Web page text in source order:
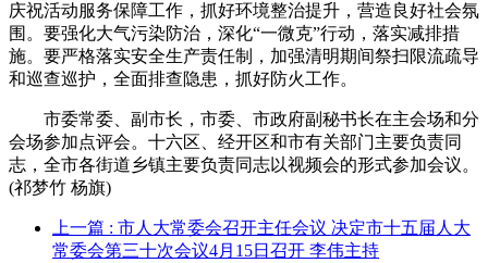
庆祝活动服务保障工作，抓好环境整治提升，营造良好社会氛
围。要强化大气污染防治，深化“一微克”行动，落实减排措
施。要严格落实安全生产责任制，加强清明期间祭扫限流疏导
和巡查巡护，全面排查隐患，抓好防火工作。
市委常委、副市长，市委、市政府副秘书长在主会场和分
会场参加点评会。十六区、经开区和市有关部门主要负责同
志，全市各街道乡镇主要负责同志以视频会的形式参加会议。
(祁梦竹 杨旗)
上一篇 : 市人大常委会召开主任会议 决定市十五届人大
常委会第三十次会议4月15日召开 李伟主持